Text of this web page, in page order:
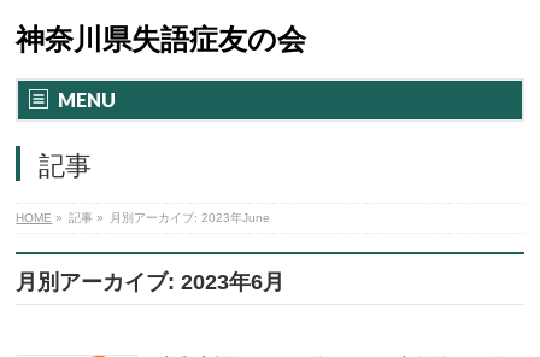
神奈川県失語症友の会
MENU
記事
HOME » 記事 » 月別アーカイブ: 2023年June
月別アーカイブ: 2023年6月